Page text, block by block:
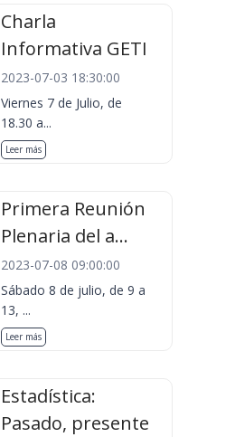
Charla
Informativa GETI
2023-07-03 18:30:00
Viernes 7 de Julio, de
18.30 a...
Leer más
Primera Reunión
Plenaria del a...
2023-07-08 09:00:00
Sábado 8 de julio, de 9 a
13, ...
Leer más
Estadística:
Pasado, presente